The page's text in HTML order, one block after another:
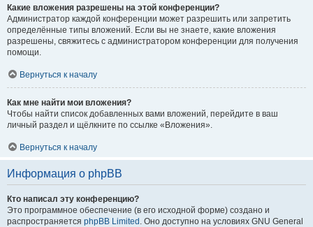
Какие вложения разрешены на этой конференции?
Администратор каждой конференции может разрешить или запретить
определённые типы вложений. Если вы не знаете, какие вложения
разрешены, свяжитесь с администратором конференции для получения
помощи.
Вернуться к началу
Как мне найти мои вложения?
Чтобы найти список добавленных вами вложений, перейдите в ваш
личный раздел и щёлкните по ссылке «Вложения».
Вернуться к началу
Информация о phpBB
Кто написал эту конференцию?
Это программное обеспечение (в его исходной форме) создано и
распространяется phpBB Limited . Оно доступно на условиях GNU General